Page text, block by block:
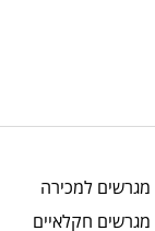
מגרשים למכירה
מגרשים חקלאיים